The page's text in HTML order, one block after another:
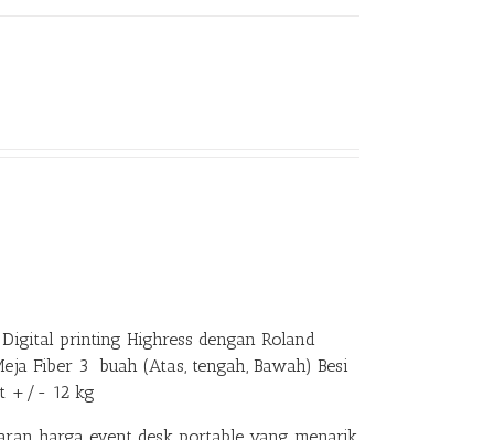
printing Highress dengan Roland
Fiber 3 buah (Atas, tengah, Bawah) Besi
+/- 12 kg
harga event desk portable yang menarik